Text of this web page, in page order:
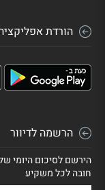
הורדת
הרשמה לדיוור
הירשם לסיכום היומי
חובה לכל משקיע